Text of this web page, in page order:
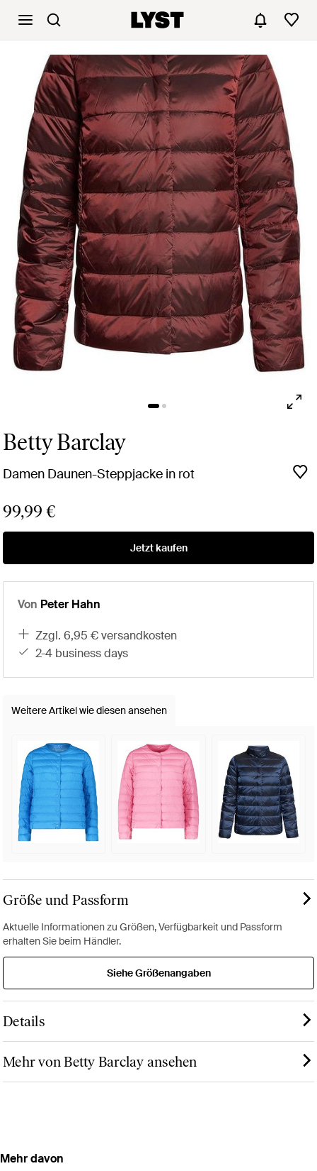
Betty Barclay
Damen Daunen-Steppjacke in rot
99,99 €
Jetzt kaufen
Von Peter Hahn
zzgl. 6,95 € versandkosten
2-4 business days
Weitere Artikel wie diesen ansehen
Größe und Passform
Aktuelle Informationen zu Größen, Verfügbarkeit und Passform
erhalten Sie beim Händler.
Siehe Größenangaben
Details
Mehr von Betty Barclay ansehen
Mehr davon